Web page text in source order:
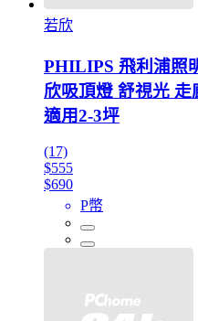
若欣
PHILIPS 飛利浦照
欣吸頂燈 舒視光
適用2-3坪
(17)
$555
$690
P幣